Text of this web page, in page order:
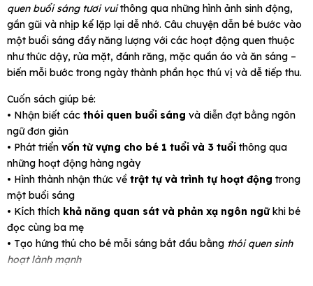
quen buổi sáng tươi vuithông qua những hình ảnh sinh động,
gần gũi và nhịp kể lặp lại dễ nhớ. Câu chuyện dẫn bé bước vào
một buổi sáng đầy năng lượng với các hoạt động quen thuộc
như thức dậy, rửa mặt, đánh răng, mặc quần áo và ăn sáng –
biến mỗi bước trong ngày thành phần học thú vị và dễ tiếp thu.
Cuốn sách giúp bé:
• Nhận biết các thói quen buổi sáng và diễn đạt bằng ngôn
ngữ đơn giản
• Phát triển vốn từ vựng cho bé 1 tuổi và 3 tuổi thông qua
những hoạt động hàng ngày
• Hình thành nhận thức về trật tự và trình tự hoạt động trong
một buổi sáng
• Kích thích khả năng quan sát và phản xạ ngôn ngữkhi bé
đọc cùng ba mẹ
• Tạo hứng thú cho bé mỗi sáng bắt đầu bằng thói quen sinh
hoạt lành mạnh